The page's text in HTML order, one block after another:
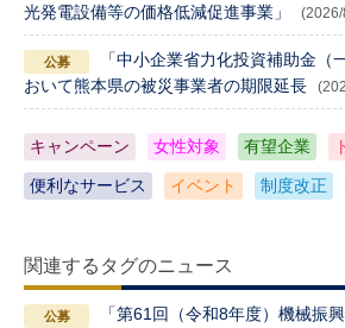
光発電設備等の価格低減促進事業」
「中小企業省力化投資補助金（
おいて熊本県の被災事業者の期限延長
キャンペーン 女性対象 有望企業
便利なサービス イベント 制度改正
関連するタグのニュース
「第61回（令和8年度）機械振